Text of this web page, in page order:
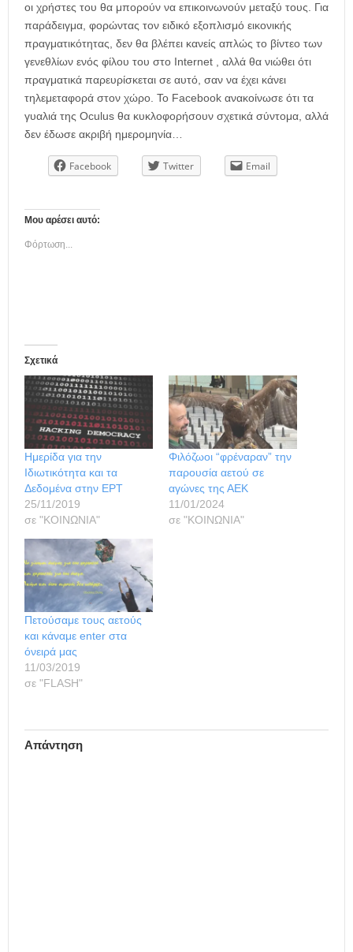
οι χρήστες του θα μπορούν να επικοινωνούν μεταξύ τους. Για
παράδειγμα, φορώντας τον ειδικό εξοπλισμό εικονικής
πραγματικότητας, δεν θα βλέπει κανείς απλώς το βίντεο των
γενεθλίων ενός φίλου του στο Internet , αλλά θα νιώθει ότι
πραγματικά παρευρίσκεται σε αυτό, σαν να έχει κάνει
τηλεμεταφορά στον χώρο. Το Facebook ανακοίνωσε ότι τα
γυαλιά της Oculus θα κυκλοφορήσουν σχετικά σύντομα, αλλά
δεν έδωσε ακριβή ημερομηνία…
Facebook Twitter Email
Μου αρέσει αυτό:
Φόρτωση...
Σχετικά
Ημερίδα για την
Ιδιωτικότητα και τα
Δεδομένα στην ΕΡΤ
25/11/2019
σε "ΚΟΙΝΩΝΙΑ"
Φιλόζωοι “φρέναραν” την
παρουσία αετού σε
αγώνες της ΑΕΚ
11/01/2024
σε "ΚΟΙΝΩΝΙΑ"
Πετούσαμε τους αετούς
και κάναμε enter στα
όνειρά μας
11/03/2019
σε "FLASH"
Απάντηση